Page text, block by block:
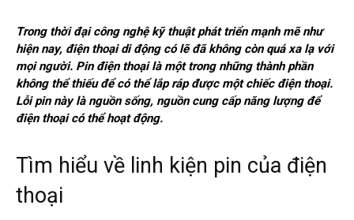
Trong thời đại công nghệ kỹ thuật phát triển mạnh mẽ như
hiện nay, điện thoại di động có lẽ đã không còn quá xa lạ với
mọi người. Pin điện thoại là một trong những thành phần
không thể thiếu để có thể lắp ráp được một chiếc điện thoại.
Lỗi pin này là nguồn sống, nguồn cung cấp năng lượng để
điện thoại có thể hoạt động.
Tìm hiểu về linh kiện pin của điện
thoại